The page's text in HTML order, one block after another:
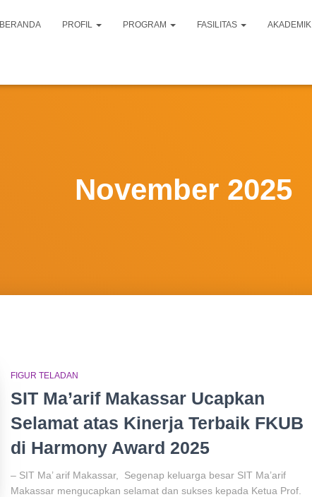
BERANDA PROFIL PROGRAM FASILITAS AKADEMIK
November 2025
FIGUR TELADAN
SIT Ma’arif Makassar Ucapkan
Selamat atas Kinerja Terbaik FKUB
di Harmony Award 2025
– SIT Ma’ arif Makassar, Segenap keluarga besar SIT Ma’arif
Makassar mengucapkan selamat dan sukses kepada Ketua Prof.